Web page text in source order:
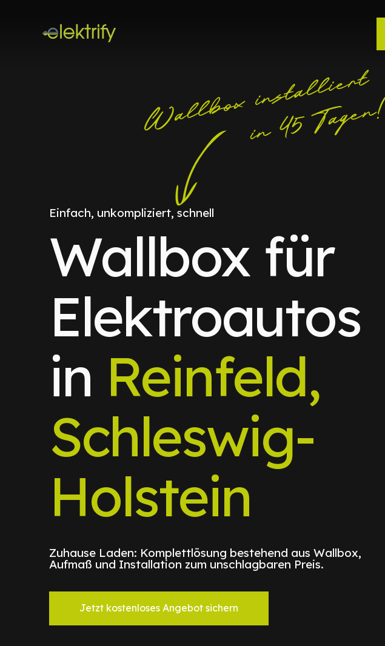
Einfach, unkompliziert, schnell
Wallbox für
Elektroautos
in Reinfeld,
Schleswig-
Holstein
Zuhause Laden: Komplettlösung bestehend aus Wallbox,
Aufmaß und Installation zum unschlagbaren Preis.
Jetzt kostenloses Angebot sichern